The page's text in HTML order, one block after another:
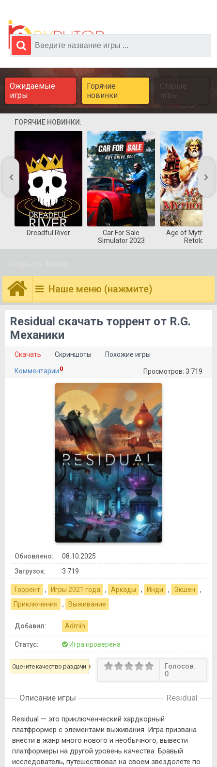
Ожидаемые
игры
Горячие
новинки
Старые
игры
ГОРЯЧИЕ НОВИНКИ:
Dreadful River
Car For Sale
Simulator 2023
Age of
Retold
Наше меню (нажмите)
Residual скачать торрент от R.G.
Механики
Скачать Скриншоты Похожие игры
Комментарии 0 Просмотров: 3 719
Обновлено:
08.10.2025
Загрузок:
3 719
Торрент , Игры 2021 года , Аркады , Инди , Экшен
,
Приключения
, Выживание
Добавил: Admin
Статус: Игра проверена
Оцените качество раздачи
Голосов:
0
Описание игры Residual
Residual — это приключенческий хардкорный
платфрормер с элементами выживания. Игра призвана
внести в жанр много нового и необычного, вывести
платформеры на другой уровень качества. Бравый
исследователь, путешествовал на своем звездолете по